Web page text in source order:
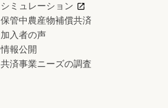
シミュレーション
保管中農産物補償共済
加入者の声
情報公開
共済事業ニーズの調査